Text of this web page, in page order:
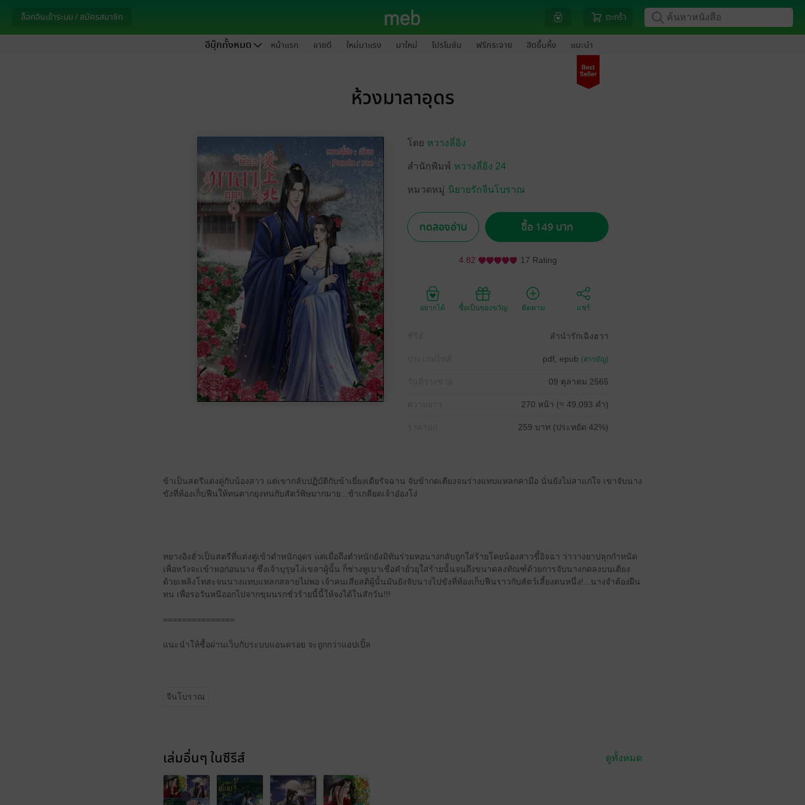
ล็อกอินเข้าระบบ / สมัครสมาชิก ตะกร้า
อีบุ๊กทั้งหมด หน้าแรก ขายดี ใหม่มาแรง มาใหม่ โปรโมชัน ฟรีกระจาย ฮิตขึ้นหิ้ง แนะนำ
ห้วงมาลาอุดร
โดย หวางลี่อิง
สำนักพิมพ์ หวางลี่อิง 24
หมวดหมู่ นิยายรักจีนโบราณ
ทดลองอ่าน ซื้อ 149 บาท
4.82 17 Rating
อยากได้ ซื้อเป็นของขวัญ ติดตาม แชร์
ลำนำรักเฉิงฮวา
pdf, epub (สารบัญ)
09 ตุลาคม 2565
270 หน้า (≈ 49,093 คำ)
259 บาท (ประหยัด 42%)
ข้าเป็นสตรีแต่งคู่กับน้องสาว แต่เขากลับปฏิบัติกับข้าเยี่ยงเดียรัจฉาน จับข้ากดเตียงจนร่างแทบแหลกคามือ นั่นยังไม่สาแก่ใจ เขาจับนาง
ขังที่ห้องเก็บฟืนให้ทนตากยุงทนกับสัตว์พิษมากมาย...ข้าเกลียดเจ้าอ๋องโง่
หยางอิงฮั่วเป็นสตรีที่แต่งคู่เข้าตำหนักอุดร แต่เมื่อถึงตำหนักยังมิทันร่วมหอนางกลับถูกใส่ร้ายโดยน้องสาวขี้อิจฉา ว่าวางยาปลุกกำหนัด
เพื่อหวังจะเข้าหอก่อนนาง ซึ่งเจ้าบุรุษโง่เขลาผู้นั้น ก็ช่างหูเบาเชื่อคำยั่วยุใส่ร้ายนั้นจนถึงขนาดลงทัณฑ์ด้วยการจับนางกดลงบนเตียง
ด้วยเพลิงโทสะจนนางแทบแหลกสลายไม่พอ เจ้าคนเสียสติผู้นั้นมันยังจับนางไปขังที่ห้องเก็บฟืนราวกับสัตว์เลี้ยงตนหนึ่ง!...นางจำต้องฝืน
ทน เพื่อรอวันหนีออกไปจากขุมนรกชั่วร้ายนี้นี้ให้จงได้ในสักวัน!!!
===============
แนะนำให้ซื้อผ่านเว็บกับระบบแอนดรอย จะถูกกว่าแอปเปิ้ล
จีนโบราณ
เล่มอื่นๆ ในซีรีส์ ดูทั้งหมด